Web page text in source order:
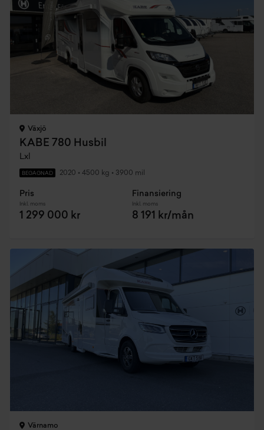
Växjö
KABE 780 Husbil
Lxl
BEGAGNAD 2020 • 4500 kg • 3900 mil
Pris
Inkl. moms
1 299 000 kr
Finansiering
Inkl. moms
8 191 kr/mån
Värnamo